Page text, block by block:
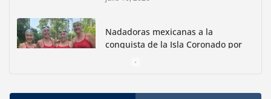
Nadadoras mexicanas a la
conquista de la Isla Coronado por